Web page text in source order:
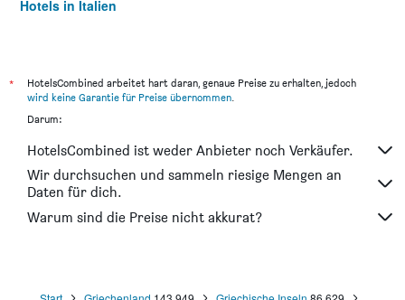
Hotels in Italien
*
HotelsCombined arbeitet hart daran, genaue Preise zu erhalten, jedoch
wird keine Garantie für Preise übernommen.
Darum:
HotelsCombined ist weder Anbieter noch Verkäufer.
Wir durchsuchen und sammeln riesige Mengen an
Daten für dich.
Warum sind die Preise nicht akkurat?